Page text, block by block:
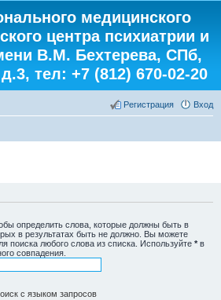
медицинского
центра психиатрии и
В.М. Бехтерева, СПб,
тел: +7 (812) 670-02-20
Вход
Регистрация
определить слова, которые должны быть в
в результатах быть не должно. Вы можете
поиска любого слова из списка. Используйте * в
совпадения.
с языком запросов